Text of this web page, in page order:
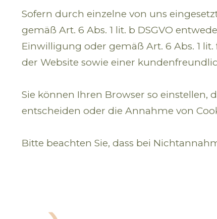
Sofern durch einzelne von uns
gemäß Art. 6 Abs. 1 lit. b DSGVO
Einwilligung oder gemäß Art. 6 Abs. 1
der Website sowie einer
Sie können Ihren Browser so einstellen,
entscheiden oder die Annahme von
Bitte beachten Sie, dass bei